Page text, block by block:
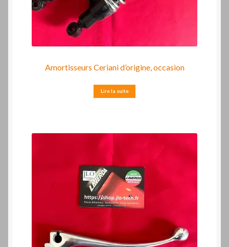
Amortisseurs Ceriani d’origine, occasion
Lire la suite